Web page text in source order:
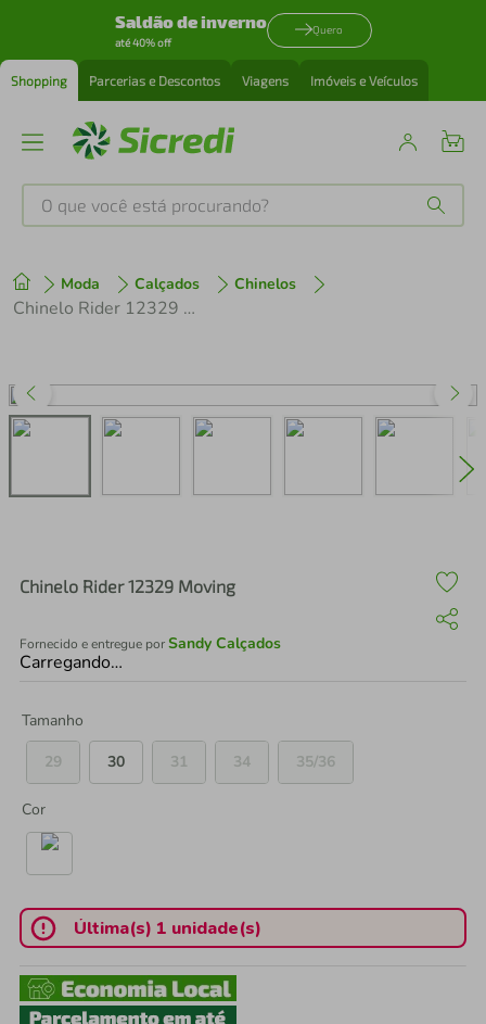
Saldão de inverno
até 40% off
Quero
Shopping Parcerias e Descontos Viagens Imóveis e Veículos
O que você está procurando?
Moda Calçados Chinelos
Chinelo Rider 12329 Moving
Chinelo Rider 12329 Moving
Fornecido e entregue porSandy Calçados
Carregando…
Tamanho
29
30 31 34 35/36
Cor
Última(s) 1 unidade(s)
1º tenis
perfume